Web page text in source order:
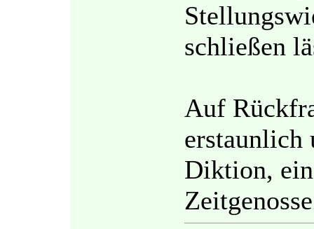
schließen
Auf
erstaunlich
Diktion,